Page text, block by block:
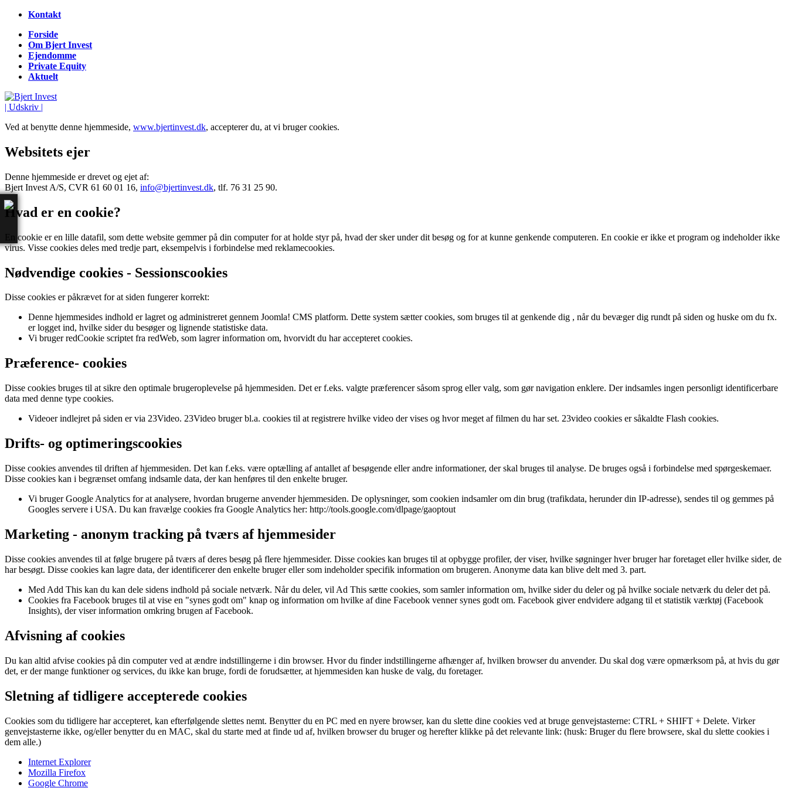
Kontakt
Forside
Om Bjert Invest
Ejendomme
Private Equity
Aktuelt
| Udskriv |
Ved at benytte denne hjemmeside, www.bjertinvest.dk, accepterer du, at vi bruger cookies.
Websitets ejer
Denne hjemmeside er drevet og ejet af:
Bjert Invest A/S, CVR 61 60 01 16, info@bjertinvest.dk, tlf. 76 31 25 90.
Hvad er en cookie?
En cookie er en lille datafil, som dette website gemmer på din computer for at holde styr på, hvad der sker under dit besøg og for at kunne genkende computeren. En cookie er ikke et program og indeholder ikke
virus. Visse cookies deles med tredje part, eksempelvis i forbindelse med reklamecookies.
Nødvendige cookies - Sessionscookies
Disse cookies er påkrævet for at siden fungerer korrekt:
Denne hjemmesides indhold er lagret og administreret gennem Joomla! CMS platform. Dette system sætter cookies, som bruges til at genkende dig , når du bevæger dig rundt på siden og huske om du fx.
er logget ind, hvilke sider du besøger og lignende statistiske data.
Vi bruger redCookie scriptet fra redWeb, som lagrer information om, hvorvidt du har accepteret cookies.
Præference- cookies
Disse cookies bruges til at sikre den optimale brugeroplevelse på hjemmesiden. Det er f.eks. valgte præferencer såsom sprog eller valg, som gør navigation enklere. Der indsamles ingen personligt identificerbare
data med denne type cookies.
Videoer indlejret på siden er via 23Video. 23Video bruger bl.a. cookies til at registrere hvilke video der vises og hvor meget af filmen du har set. 23video cookies er såkaldte Flash cookies.
Drifts- og optimeringscookies
Disse cookies anvendes til driften af hjemmesiden. Det kan f.eks. være optælling af antallet af besøgende eller andre informationer, der skal bruges til analyse. De bruges også i forbindelse med spørgeskemaer.
Disse cookies kan i begrænset omfang indsamle data, der kan henføres til den enkelte bruger.
Vi bruger Google Analytics for at analysere, hvordan brugerne anvender hjemmesiden. De oplysninger, som cookien indsamler om din brug (trafikdata, herunder din IP-adresse), sendes til og gemmes på
Googles servere i USA. Du kan fravælge cookies fra Google Analytics her: http://tools.google.com/dlpage/gaoptout
Marketing - anonym tracking på tværs af hjemmesider
Disse cookies anvendes til at følge brugere på tværs af deres besøg på flere hjemmesider. Disse cookies kan bruges til at opbygge profiler, der viser, hvilke søgninger hver bruger har foretaget eller hvilke sider, de
har besøgt. Disse cookies kan lagre data, der identificerer den enkelte bruger eller som indeholder specifik information om brugeren. Anonyme data kan blive delt med 3. part.
Med Add This kan du kan dele sidens indhold på sociale netværk. Når du deler, vil Ad This sætte cookies, som samler information om, hvilke sider du deler og på hvilke sociale netværk du deler det på.
Cookies fra Facebook bruges til at vise en "synes godt om" knap og information om hvilke af dine Facebook venner synes godt om. Facebook giver endvidere adgang til et statistik værktøj (Facebook
Insights), der viser information omkring brugen af Facebook.
Afvisning af cookies
Du kan altid afvise cookies på din computer ved at ændre indstillingerne i din browser. Hvor du finder indstillingerne afhænger af, hvilken browser du anvender. Du skal dog være opmærksom på, at hvis du gør
det, er der mange funktioner og services, du ikke kan bruge, fordi de forudsætter, at hjemmesiden kan huske de valg, du foretager.
Sletning af tidligere accepterede cookies
Cookies som du tidligere har accepteret, kan efterfølgende slettes nemt. Benytter du en PC med en nyere browser, kan du slette dine cookies ved at bruge genvejstasterne: CTRL + SHIFT + Delete. Virker
genvejstasterne ikke, og/eller benytter du en MAC, skal du starte med at finde ud af, hvilken browser du bruger og herefter klikke på det relevante link: (husk: Bruger du flere browsere, skal du slette cookies i
dem alle.)
Internet Explorer
Mozilla Firefox
Google Chrome